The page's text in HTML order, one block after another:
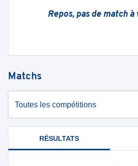
Repos, pas de match
Matchs
Toutes les compétitions
RÉSULTATS